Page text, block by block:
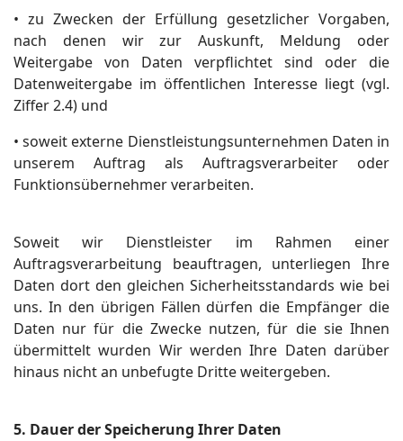
• zu Zwecken der Erfüllung gesetzlicher Vorgaben,
nach denen wir zur Auskunft, Meldung oder
Weitergabe von Daten verpflichtet sind oder die
Datenweitergabe im öffentlichen Interesse liegt (vgl.
Ziffer 2.4) und
• soweit externe Dienstleistungsunternehmen Daten in
unserem Auftrag als Auftragsverarbeiter oder
Funktionsübernehmer verarbeiten.
Soweit wir Dienstleister im Rahmen einer
Auftragsverarbeitung beauftragen, unterliegen Ihre
Daten dort den gleichen Sicherheitsstandards wie bei
uns. In den übrigen Fällen dürfen die Empfänger die
Daten nur für die Zwecke nutzen, für die sie Ihnen
übermittelt wurden Wir werden Ihre Daten darüber
hinaus nicht an unbefugte Dritte weitergeben.
5. Dauer der Speicherung Ihrer Daten